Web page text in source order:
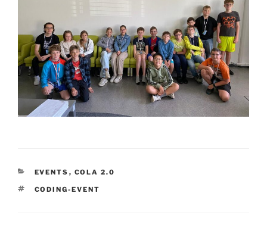
KATEGORIEN
EVENTS , COLA 2.0
SCHLAGWÖRTER
CODING-EVENT